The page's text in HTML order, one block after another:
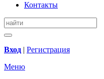
Контакты
Вход | Регистрация
Меню